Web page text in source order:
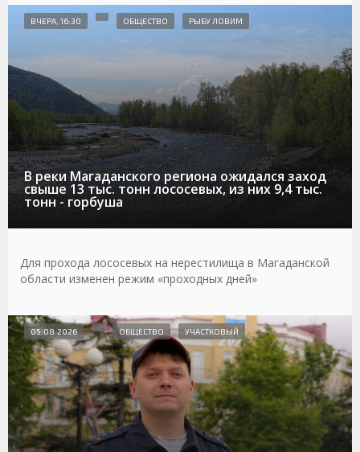
В реки Магаданского региона ожидался заход
свыше 13 тыс. тонн лососевых, из них 9,4 тыс.
тонн - горбуша
ВЧЕРА, 16:30 ОБЩЕСТВО РЫБУ ЛОВИМ
Для прохода лососевых на нерестилища в Магаданской
области изменен режим «проходных дней»
05.08.2026 ОБЩЕСТВО УЧАСТКОВЫЙ